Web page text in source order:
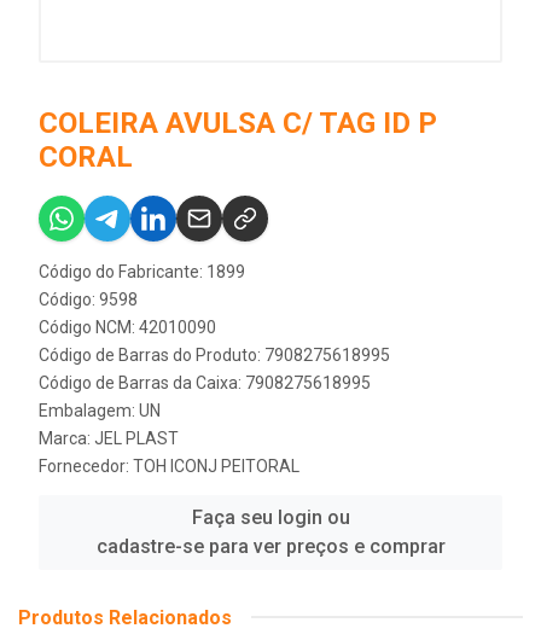
COLEIRA AVULSA C/ TAG ID P
CORAL
Código do Fabricante: 1899
Código: 9598
Código NCM: 42010090
Código de Barras do Produto: 7908275618995
Código de Barras da Caixa: 7908275618995
Embalagem: UN
Marca: JEL PLAST
Fornecedor: TOH ICONJ PEITORAL
Faça seu login ou
cadastre-se para ver preços e comprar
Produtos Relacionados